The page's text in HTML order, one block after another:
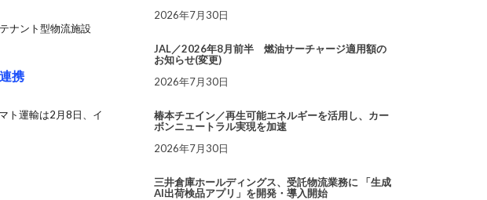
ナント型物流施設
携
ト運輸は2月8日、イ
2026年7月30日
JAL／2026年8月前半 燃油サーチャージ適用額の
お知らせ(変更)
2026年7月30日
椿本チエイン／再生可能エネルギーを活用し、カー
ボンニュートラル実現を加速
2026年7月30日
三井倉庫ホールディングス、受託物流業務に 「生成
AI出荷検品アプリ」を開発・導入開始